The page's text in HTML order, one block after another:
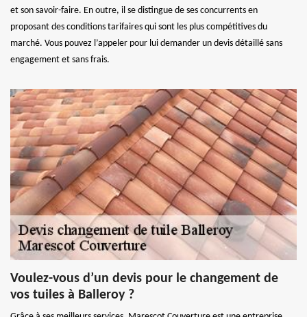
et son savoir-faire. En outre, il se distingue de ses concurrents en
proposant des conditions tarifaires qui sont les plus compétitives du
marché. Vous pouvez l’appeler pour lui demander un devis détaillé sans
engagement et sans frais.
Voulez-vous d’un devis pour le changement de
vos tuiles à Balleroy ?